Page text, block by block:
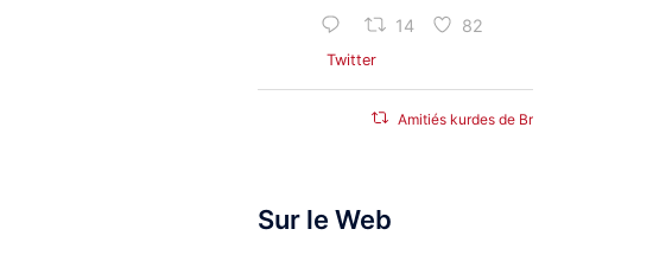
14 82
Twitter
Amitiés kurdes de Bretagne
25 Jan 2025
Sur le Web